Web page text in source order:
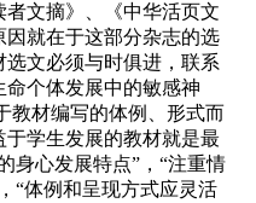
文摘》、《中华活页文
就在于这部分杂志的选
文必须与时俱进，联系
个体发展中的敏感神
材编写的体例、形式而
学生发展的教材就是最
身心发展特点”，“注重情
“体例和呈现方式应灵活